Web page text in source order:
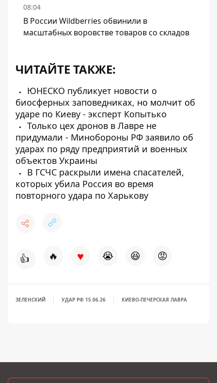
08:04
В России Wildberries обвинили в
масштабных воровстве товаров со складов
ЧИТАЙТЕ ТАКЖЕ:
ЮНЕСКО публикует новости о
биосферных заповедниках, но молчит об
ударе по Киеву - эксперт Копытько
Только цех дронов в Лавре не
придумали - Минобороны РФ заявило об
ударах по ряду предприятий и военных
объектов Украины
В ГСЧС раскрыли имена спасателей,
которых убила Россия во время
повторного удара по Харькову
👍 🔥 ♥ 😭 😆 😡
ЗЕЛЕНСКИЙ УДАР РФ 15.06.26 КИЕВО-ПЕЧЕРСКАЯ ЛАВРА